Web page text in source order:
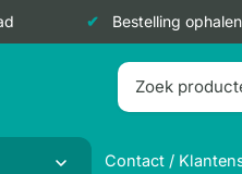
Bestelling
Contact /